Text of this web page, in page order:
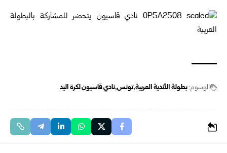
الوسوم:بطولة الأندية العربية تونس نادي قاسيون لكرة اليد